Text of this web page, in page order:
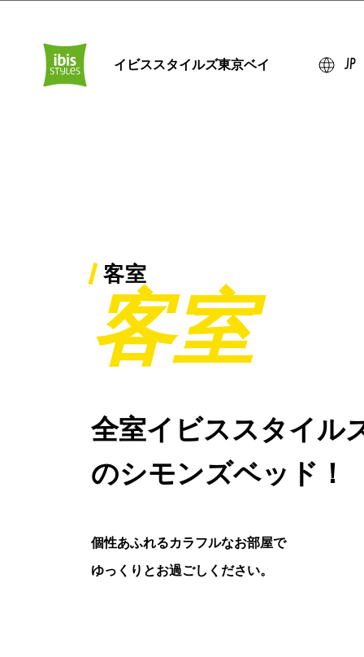
イビススタイルズ東京ベイ JP
客室
客室
全室イビススタイル
のシモンズベッド！
個性あふれるカラフルなお部屋で
ゆっくりとお過ごしください。